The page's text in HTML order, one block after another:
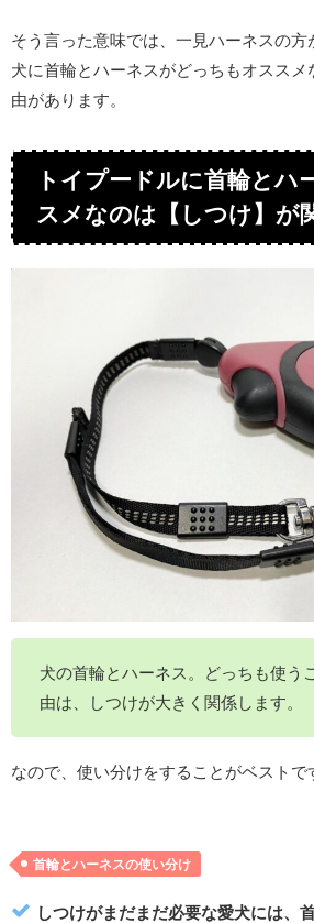
そう言った意味では、一見ハーネスの方
犬に首輪とハーネスがどっちもオススメ
由があります。
トイプードルに首輪とハ
スメなのは【しつけ】が
犬の首輪とハーネス。どっちも使う
由は、しつけが大きく関係します。
なので、使い分けをすることがベストで
首輪とハーネスの使い分け
しつけがまだまだ必要な愛犬には、